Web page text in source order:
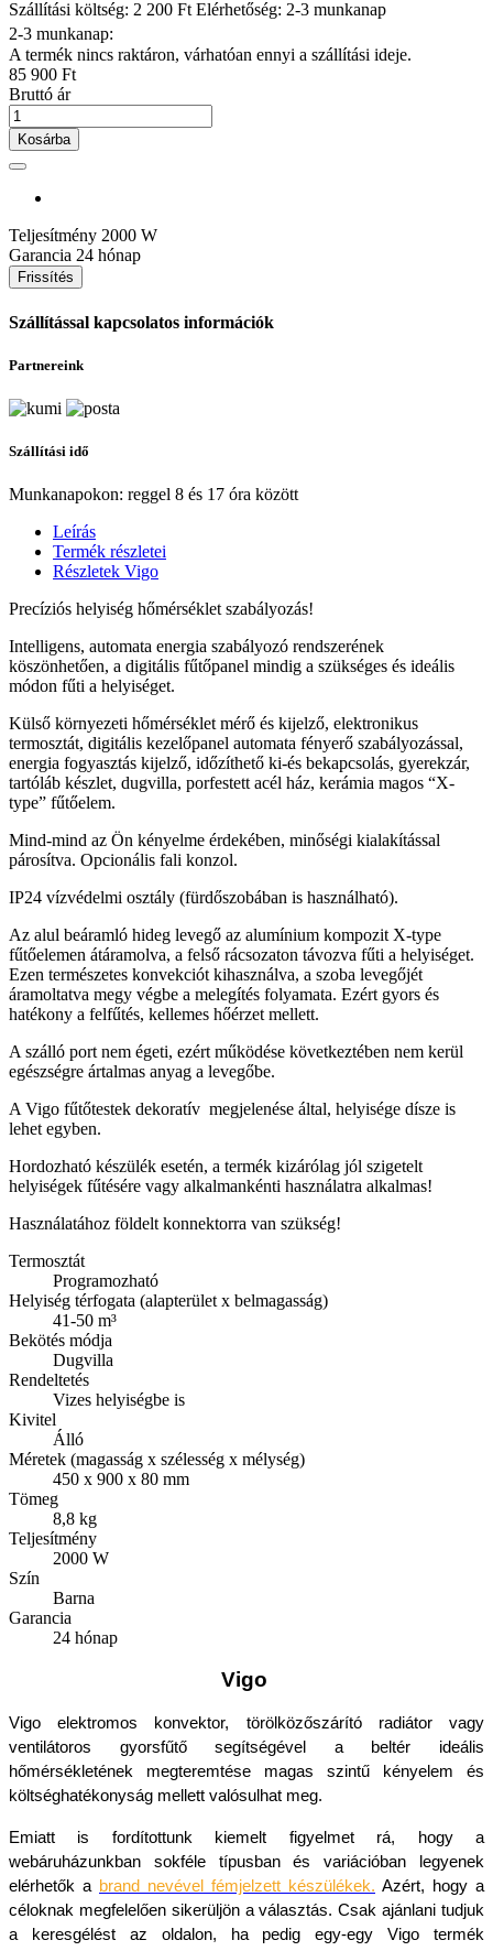
Szállítási költség: 2 200 FtElérhetőség: 2-3 munkanap
2-3 munkanap:
A termék nincs raktáron, várhatóan ennyi a szállítási ideje.
85 900 Ft
Bruttó ár
Kosárba
Teljesítmény 2000 W
Garancia 24 hónap
Szállítással kapcsolatos információk
Partnereink
Szállítási idő
Munkanapokon: reggel 8 és 17 óra között
Leírás
Termék részletei
Részletek Vigo
Precíziós helyiség hőmérséklet szabályozás!
Intelligens, automata energia szabályozó rendszerének
köszönhetően, a digitális fűtőpanel mindig a szükséges és ideális
módon fűti a helyiséget.
Külső környezeti hőmérséklet mérő és kijelző, elektronikus
termosztát, digitális kezelőpanel automata fényerő szabályozással,
energia fogyasztás kijelző, időzíthető ki-és bekapcsolás, gyerekzár,
tartóláb készlet, dugvilla, porfestett acél ház, kerámia magos “X-
type” fűtőelem.
Mind-mind az Ön kényelme érdekében, minőségi kialakítással
párosítva. Opcionális fali konzol.
IP24 vízvédelmi osztály (fürdőszobában is használható).
Az alul beáramló hideg levegő az alumínium kompozit X-type
fűtőelemen átáramolva, a felső rácsozaton távozva fűti a helyiséget.
Ezen természetes konvekciót kihasználva, a szoba levegőjét
áramoltatva megy végbe a melegítés folyamata. Ezért gyors és
hatékony a felfűtés, kellemes hőérzet mellett.
A szálló port nem égeti, ezért működése következtében nem kerül
egészségre ártalmas anyag a levegőbe.
A Vigo fűtőtestek dekoratív megjelenése által, helyisége dísze is
lehet egyben.
Hordozható készülék esetén, a termék kizárólag jól szigetelt
helyiségek fűtésére vagy alkalmankénti használatra alkalmas!
Használatához földelt konnektorra van szükség!
Termosztát
Programozható
Helyiség térfogata (alapterület x belmagasság)
41-50 m³
Bekötés módja
Dugvilla
Rendeltetés
Vizes helyiségbe is
Kivitel
Álló
Méretek (magasság x szélesség x mélység)
450 x 900 x 80 mm
Tömeg
8,8 kg
Teljesítmény
2000 W
Szín
Barna
Garancia
24 hónap
Vigo
Vigo elektromos konvektor, törölközőszárító radiátor vagy
ventilátoros gyorsfűtő segítségével a beltér ideális
hőmérsékletének megteremtése magas szintű kényelem és
költséghatékonyság mellett valósulhat meg.
Emiatt is fordítottunk kiemelt figyelmet rá, hogy a
webáruházunkban sokféle típusban és variációban legyenek
elérhetők a brand nevével fémjelzett készülékek. Azért, hogy a
céloknak megfelelően sikerüljön a választás. Csak ajánlani tudjuk
a keresgélést az oldalon, ha pedig egy-egy Vigo termék